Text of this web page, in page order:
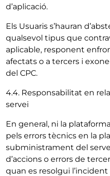
d’aplicació.
Els Usuaris s’hauran
qualsevol tipus que
aplicable, responent
afectats o a tercers i
del CPC.
4.4. Responsabilitat en
servei
En general, ni la
pels errors tècnics en la
subministrament del
d’accions o errors de
quan es resolgui